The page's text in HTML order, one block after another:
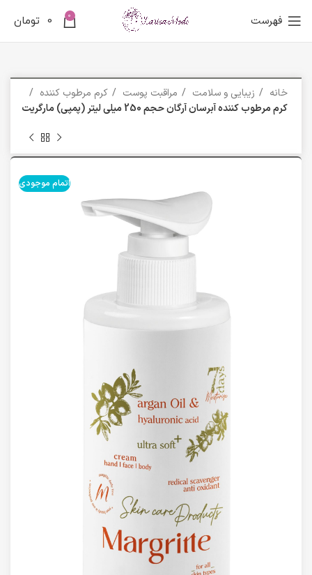
فهرست 0
0 تومان
خانه زیبایی و سلامت مراقبت پوست
کرم مرطوب کننده
کرم مرطوب کننده آبرسان آرگان حجم 250 میلی لیتر (پمپی) مارگریت
اتمام موجودی